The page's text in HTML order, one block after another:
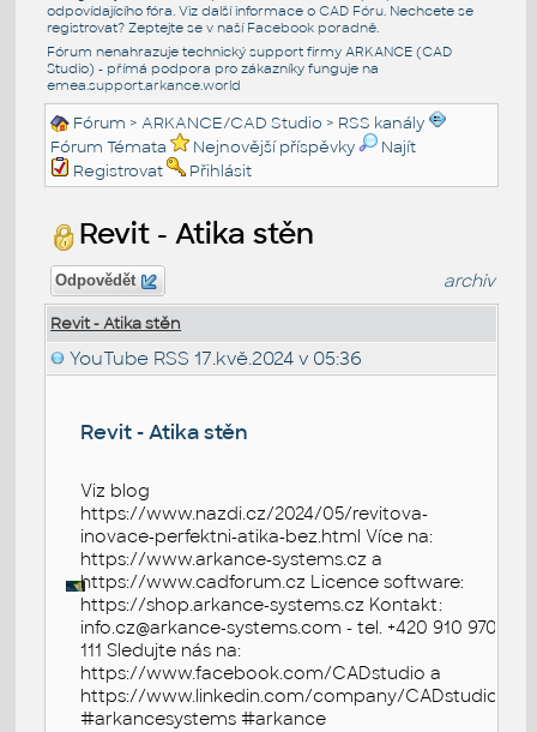
odpovídajícího fóra. Viz další informace o CAD Fóru. Nechcete se
registrovat? Zeptejte se v naší Facebook poradně.
Fórum nenahrazuje technický support firmy ARKANCE (CAD
Studio) - přímá podpora pro zákazníky funguje na
emea.support.arkance.world
Fórum >ARKANCE/CAD Studio > RSS kanály
Fórum Témata
Nejnovější příspěvky
Najít
Registrovat
Přihlásit
Revit - Atika stěn
Odpovědět archiv
Revit - Atika stěn
YouTube RSS 17.kvě.2024 v 05:36
Revit - Atika stěn
Viz blog
https://www.nazdi.cz/2024/05/revitova-
inovace-perfektni-atika-bez.html Více na:
https://www.arkance-systems.cz a
https://www.cadforum.cz Licence software:
https://shop.arkance-systems.cz Kontakt:
info.cz@arkance-systems.com - tel. +420 910 970
111 Sledujte nás na:
https://www.facebook.com/CADstudio a
https://www.linkedin.com/company/CADstudio
#arkancesystems #arkance